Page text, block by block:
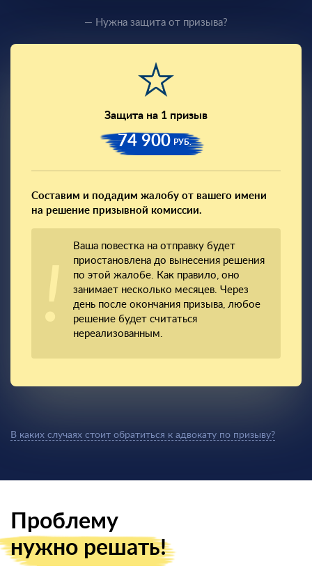
— Нужна защита от призыва?
Защита на 1 призыв
74 900 РУБ.
Составим и подадим жалобу от вашего имени
на решение призывной комиссии.
Ваша повестка на отправку будет
приостановлена до вынесения решения
по этой жалобе. Как правило, оно
занимает несколько месяцев. Через
день после окончания призыва, любое
решение будет считаться
нереализованным.
В каких случаях стоит обратиться к адвокату по призыву?
Проблему
нужно решать!